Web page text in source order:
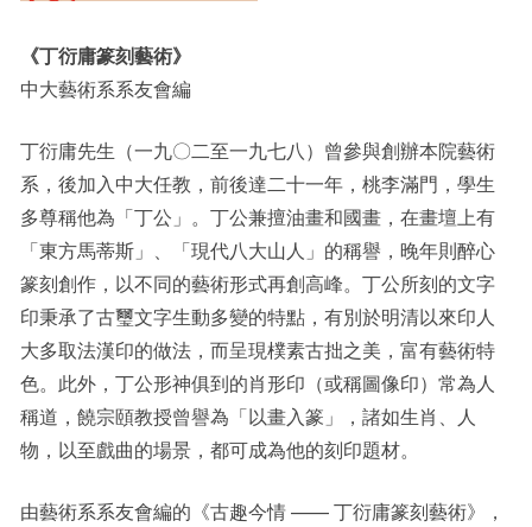
《丁衍庸篆刻藝術》
中大藝術系系友會編
丁衍庸先生（一九〇二至一九七八）曾參與創辦本院藝術
系，後加入中大任教，前後達二十一年，桃李滿門，學生
多尊稱他為「丁公」。丁公兼擅油畫和國畫，在畫壇上有
「東方馬蒂斯」、「現代八大山人」的稱譽，晚年則醉心
篆刻創作，以不同的藝術形式再創高峰。丁公所刻的文字
印秉承了古璽文字生動多變的特點，有別於明清以來印人
大多取法漢印的做法，而呈現樸素古拙之美，富有藝術特
色。此外，丁公形神俱到的肖形印（或稱圖像印）常為人
稱道，饒宗頤教授曾譽為「以畫入篆」，諸如生肖、人
物，以至戲曲的場景，都可成為他的刻印題材。
由藝術系系友會編的《古趣今情 —— 丁衍庸篆刻藝術》，